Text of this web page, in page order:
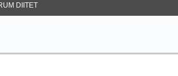
DIITET